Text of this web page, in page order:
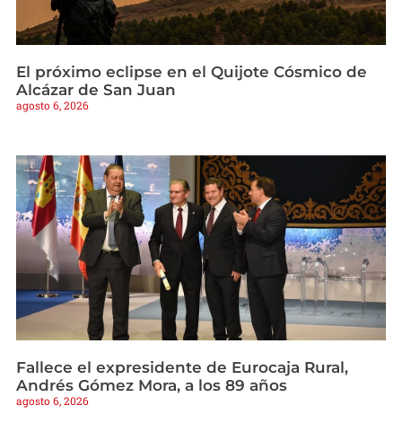
El próximo eclipse en el Quijote Cósmico de
Alcázar de San Juan
agosto 6, 2026
Fallece el expresidente de Eurocaja Rural,
Andrés Gómez Mora, a los 89 años
agosto 6, 2026